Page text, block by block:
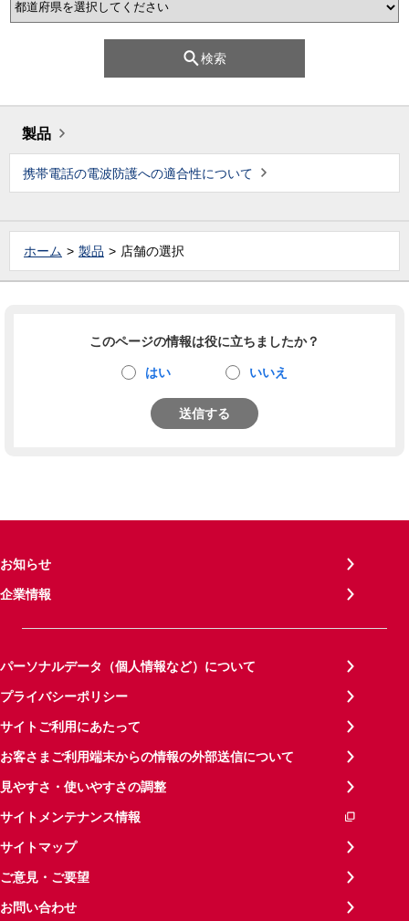
検索
製品
携帯電話の電波防護への適合性について
ホーム 製品 店舗の選択
このページの情報は役に立ちましたか？
はい いいえ
送信する
お知らせ
企業情報
パーソナルデータ（個人情報など）について
プライバシーポリシー
サイトご利用にあたって
お客さまご利用端末からの情報の外部送信について
見やすさ・使いやすさの調整
サイトメンテナンス情報
サイトマップ
ご意見・ご要望
お問い合わせ